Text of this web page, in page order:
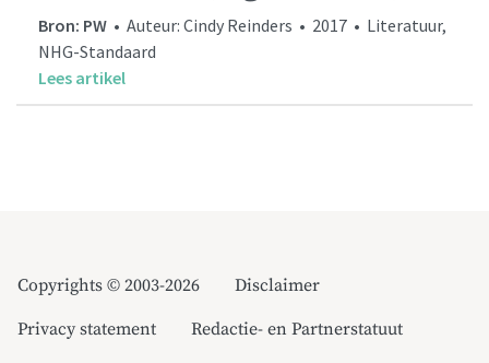
Bron: PW • Auteur: Cindy Reinders • 2017 • Literatuur,
NHG-Standaard
Lees artikel
Copyrights © 2003-2026
Disclaimer
Privacy statement
Redactie- en Partnerstatuut